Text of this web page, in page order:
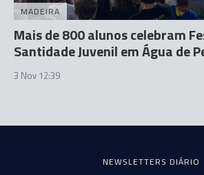
MADEIRA
Mais de 800 alunos celebram
Santidade Juvenil em Água de
3 Nov 12:39
NEWSLETTERS DIÁRIO